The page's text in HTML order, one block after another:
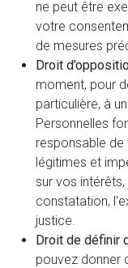
ne peut être
votre
de mesures
Droit
moment, pour
particulière, à
Personnelles
responsable de
légitimes et
sur vos
constatation,
justice.
Droit de définir
pouvez donner